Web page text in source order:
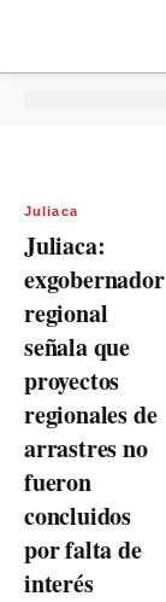
Juliaca
Juliaca:
exgobernador
regional
señala que
proyectos
regionales de
arrastres no
fueron
concluidos
por falta de
interés